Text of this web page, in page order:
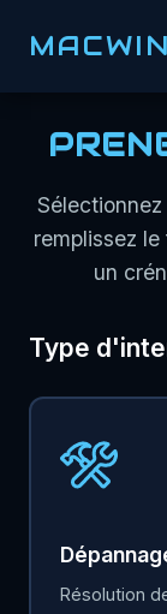
MACWIN
remplissez
un
Type
Résolution